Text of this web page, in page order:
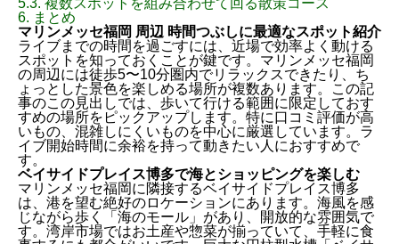
5.3. 複数スポットを組み合わせて回る散策コース
6. まとめ
マリンメッセ福岡 周辺 時間つぶしに最適なスポット紹介
ライブまでの時間を過ごすには、近場で効率よく動ける
スポットを知っておくことが鍵です。マリンメッセ福岡
の周辺には徒歩5〜10分圏内でリラックスできたり、ち
ょっとした景色を楽しめる場所が複数あります。この記
事のこの見出しでは、歩いて行ける範囲に限定しておす
すめの場所をピックアップします。特に口コミ評価が高
いもの、混雑しにくいものを中心に厳選しています。ラ
イブ開始時間に余裕を持って動きたい人におすすめで
す。
ベイサイドプレイス博多で海とショッピングを楽しむ
マリンメッセ福岡に隣接するベイサイドプレイス博多
は、港を望む絶好のロケーションにあります。海風を感
じながら歩く「海のモール」があり、開放的な雰囲気で
す。湾岸市場ではお土産や惣菜が揃っていて、手軽に食